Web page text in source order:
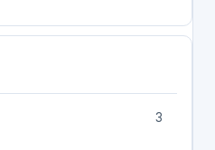
3